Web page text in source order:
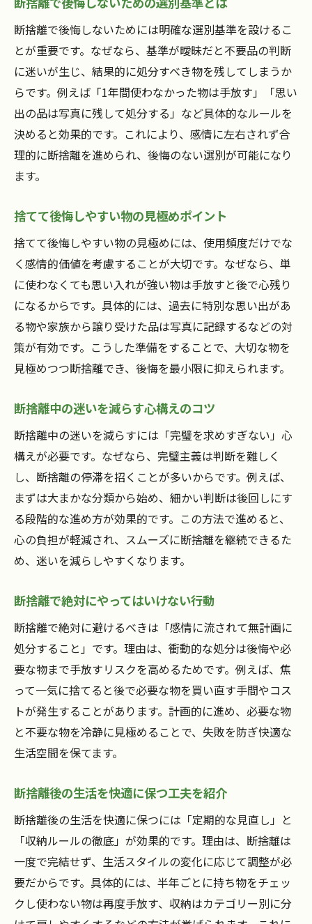
断捨離で後悔しないためには明確な選別基準を設けるこ
とが重要です。なぜなら、基準が曖昧だと不要品の判断
に迷いが生じ、結果的に処分すべき物を残してしまうか
らです。例えば「1年間使わなかった物は手放す」「思い
出の品は写真に残して処分する」など具体的なルールを
決めると効果的です。これにより、感情に左右されず合
理的に断捨離を進められ、後悔のない選別が可能になり
ます。
捨てて後悔しやすい物の見極めポイント
捨てて後悔しやすい物の見極めには、使用頻度だけでな
く感情的価値を考慮することが大切です。なぜなら、単
に使わなくても思い入れが強い物は手放すと後で心残り
になるからです。具体的には、過去に特別な思い出があ
る物や家族から譲り受けた品は写真に記録するなどの対
策が有効です。こうした準備をすることで、大切な物を
見極めつつ断捨離でき、後悔を最小限に抑えられます。
断捨離中の迷いを減らす心構えのコツ
断捨離中の迷いを減らすには「完璧を求めすぎない」心
構えが必要です。なぜなら、完璧主義は判断を難しく
し、断捨離の停滞を招くことが多いからです。例えば、
まずは大まかな分類から始め、細かい判断は後回しにす
る段階的な進め方が効果的です。この方法で進めると、
心の負担が軽減され、スムーズに断捨離を継続できるた
め、迷いを減らしやすくなります。
断捨離で絶対にやってはいけない行動
断捨離で絶対に避けるべきは「感情に流されて無計画に
処分すること」です。理由は、衝動的な処分は後悔や必
要な物まで手放すリスクを高めるためです。例えば、焦
って一気に捨てると後で必要な物を買い直す手間やコス
トが発生することがあります。計画的に進め、必要な物
と不要な物を冷静に見極めることで、失敗を防ぎ快適な
生活空間を保てます。
断捨離後の生活を快適に保つ工夫を紹介
断捨離後の生活を快適に保つには「定期的な見直し」と
「収納ルールの徹底」が効果的です。理由は、断捨離は
一度で完結せず、生活スタイルの変化に応じて調整が必
要だからです。具体的には、半年ごとに持ち物をチェッ
クし使わない物は再度手放す、収納はカテゴリー別に分